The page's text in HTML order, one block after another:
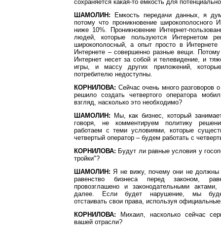
сохраняется какая-то емкость для
ШАМОЛИН: Емкость передачи данных, я
потому что проникновение широкополосного
ниже 10%. Проникновение Интернет-
людей, которые пользуются Интернетом
широкополосный, а опыт просто в
Интернете – совершенно разные вещи.
Интернет несет за собой и телевидение, и
игры, и массу других приложений,
потребителю недоступны.
КОРНИЛОВА: Сейчас очень много разговоров
решило создать четвертого оператора
взгляд, насколько это необходимо?
ШАМОЛИН: Мы, как бизнес, который
говоря, не комментируем политику
работаем с теми условиями, которые
четвертый оператор – будем работать с
КОРНИЛОВА: Будут ли равные условия у
тройки"?
ШАМОЛИН: Я не вижу, почему они не
равенство бизнеса перед законом,
провозглашено и законодательными
далее. Если будет нарушение, мы
отстаивать свои права, используя
КОРНИЛОВА: Михаил, насколько сейчас
вашей отрасли?